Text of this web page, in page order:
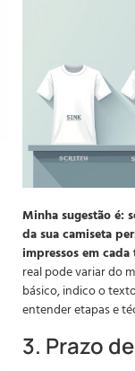
Minha sugestão é:
da sua camiseta
impressos em cada
real pode variar do
básico, indico o
entender etapas e
3. Prazo